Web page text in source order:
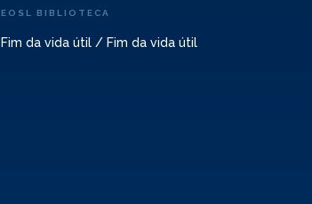
EOSL BIBLIOTECA
Fim da vida útil / Fim da vida útil